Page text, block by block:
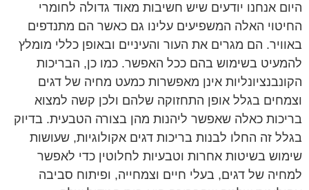
היום אנחנו יודעים שיש חשיבות מאוד גדולה לחומרי
החיטוי האלה המשפיעים עלינו גם כאשר הם מתנדפים
באוויר. הם מגרים את העור והעיניים ובאופן כללי מומלץ
להמעיט בשימוש בהם ככל האפשר. כמו כן, הבריכות
הקונבנציונליות אינן מאפשרות כמעט מחיה של דגים
וצמחים בגלל אופן התחזוקה שלהם ולכן קשה למצוא
בריכות כאלה שאפשר ליהנות מהן בצורה הטבעית. בדיוק
בגלל זה החלו לבנות בריכות דגים אקולוגיות, שעושות
שימוש בשיטות אחרות וטבעיות לחלוטין כדי לאפשר
למחיה של דגים, בעלי חיים וצמחייה, ופיתוח סביבה